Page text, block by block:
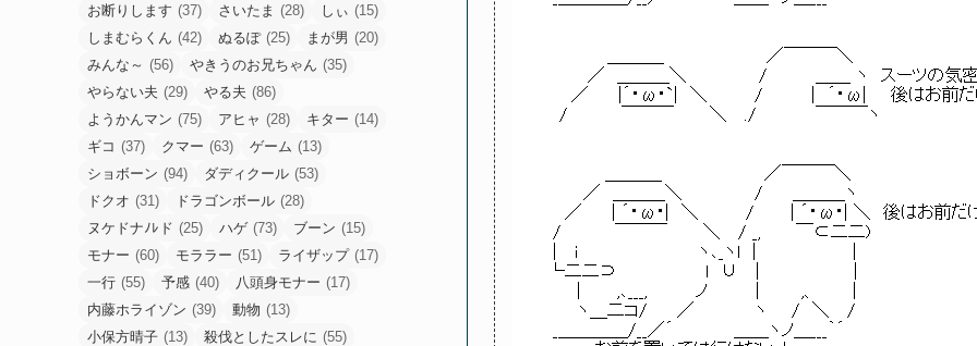
お断りします (37) さいたま (28) しぃ (15)
しまむらくん (42) ぬるぽ (25) まが男 (20)
みんな～ (56) やきうのお兄ちゃん (35)
やらない夫 (29) やる夫 (86)
ようかんマン (75) アヒャ (28) キター (14)
ギコ (37) クマー (63) ゲーム (13)
ショボーン (94) ダディクール (53)
ドクオ (31) ドラゴンボール (28)
ヌケドナﾉﾚド (25) ハゲ (73) ブーン (15)
モナー (60) モララー (51) ライザップ (17)
一行 (55) 予感 (40) 八頭身モナー (17)
内藤ホライゾン (39) 動物 (13)
小保方晴子 (13) 殺伐としたスレに (55)